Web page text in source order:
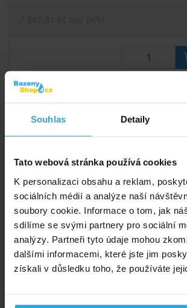
Souhlas Detaily
Tato webová stránka používá cookies
K personalizaci obsahu a reklam,
sociálních médií a analýze naší
soubory cookie. Informace o tom, jak
sdílíme se svými partnery pro sociální
analýzy. Partneři tyto údaje mohou
dalšími informacemi, které jste jim
získali v důsledku toho, že používáte
Zeptej se prodavače
Podrobný popis
Schůdky jsou určeny pro privátní a
Jsou vyrobeny z leštěné nerez oceli
304 o průměru 43 mm. Stupně jsou
protiskluzové nášlapy. Kotvení se
a svorkou pro uzemnění. POZOR
vhodné pro bazény ze slanou vodou.
vhodných pro slanou vodu lze dodat
Opěrné klouby (zakončení schůdků